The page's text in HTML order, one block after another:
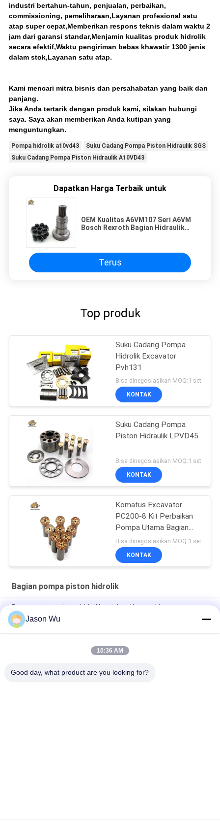
industri bertahun-tahun, penjualan, perbaikan,
commissioning, pemeliharaan,Layanan profesional satu
atap super cepat,Memberikan respons teknis dalam waktu 2
jam dari garansi standar,Menjamin kualitas produk hidrolik
secara efektif,Waktu pengiriman bebas khawatir 1300 jenis
dalam stok,Layanan satu atap.
Kami mencari mitra bisnis dan persahabatan yang baik dan
panjang.
Jika Anda tertarik dengan produk kami, silakan hubungi
saya. Saya akan memberikan Anda kutipan yang
menguntungkan.
Pompa hidrolik a10vd43
Suku Cadang Pompa Piston Hidraulik SGS
Suku Cadang Pompa Piston Hidraulik A10VD43
Dapatkan Harga Terbaik untuk
OEM Kualitas A6VM107 Seri A6VM
Bosch Rexroth Bagian Hidraulik
Terus
Top produk
Suku Cadang Pompa
Hidrolik Excavator
Pvh131
Bisa dinegosiasikan MOQ:1 set
KONTAK
Suku Cadang Pompa
Piston Hidraulik LPVD45
Bisa dinegosiasikan MOQ:1 set
KONTAK
Komatus Excavator
PC200-8 Kit Perbaikan
Pompa Utama Bagian
Pompa Hidraulik Pompa
Piston Layanan
Perbaikan Pemeliharaan
Bisa dinegosiasikan MOQ:1 set
KONTAK
Bagian pompa piston hidrolik
Pompa utama piston hidrolik tandem Kawasaki
K3V112DTP1F9R-9Y14-HV
Pompa piston aksial perpindahan variabel tekanan tinggi
Jason Wu
10:36 AM
Good day, what product are you looking for?